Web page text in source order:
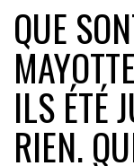
QUE
ILS ÉTÉ
RIEN.